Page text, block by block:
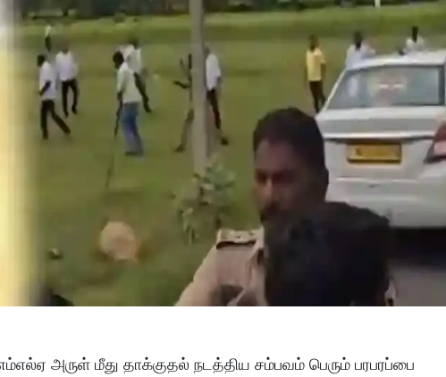
அருள் மீது தாக்குதல் நடத்திய சம்பவம் பெரும் பரபரப்பை